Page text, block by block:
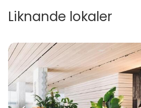
Liknande lokaler